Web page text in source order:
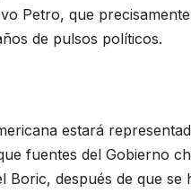
Petro, que
de pulsos políticos.
estará
fuentes del Gobierno
Boric, después de que